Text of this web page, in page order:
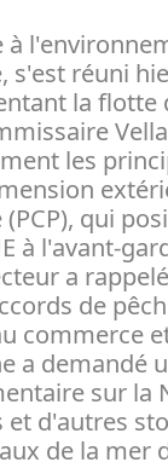
à
s'est réuni
la flotte
les
qui
à l'avant-
a rappelé
de
commerce
a demandé
sur la
et d'autres
de la mer